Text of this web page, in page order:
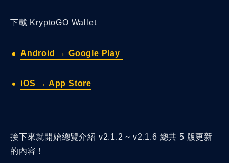
下載 KryptoGO Wallet
Android → Google Play
iOS → App Store
接下來就開始總覽介紹 v2.1.2 ~ v2.1.6 總共 5 版更新
的內容！